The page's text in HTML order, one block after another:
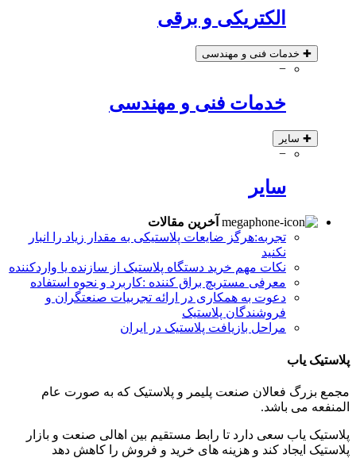
الکتریکی و برقی
✚ خدمات فنی و مهندسی
−
خدمات فنی و مهندسی
✚ سایر
−
سایر
آخرین مقالات
تجربه:هرگز ضایعات پلاستیکی به مقدار زیاد را انبار
نکنید
نکات مهم خرید دستگاه پلاستیک از سازنده یا واردکننده
معرفی مستربچ براق کننده :کاربرد و نحوه استفاده
دعوت به همکاری در ارائه تجربیات صنعتگران و
فروشندگان پلاستیک
مراحل بازیافت پلاستیک در ایران
پلاستیک یاب
مجمع بزرگ فعالان صنعت پلیمر و پلاستیک که به صورت عام
المنفعه می باشد.
پلاستیک یاب سعی دارد تا رابط مستقیم بین اهالی صنعت و بازار
پلاستیک ایجاد کند و هزینه های خرید و فروش را کاهش دهد